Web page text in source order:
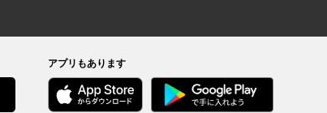
アプリもあります